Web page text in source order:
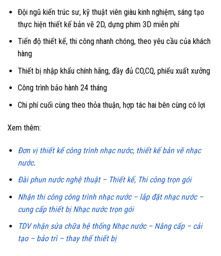
Đội ngũ kiến trúc sư, kỹ thuật viên giàu kinh nghiệm, sáng tạo
thực hiện thiết kế bản vẽ 2D, dựng phim 3D miễn phí
Tiến độ thiết kế, thi công nhanh chóng, theo yêu cầu của khách
hàng
Thiết bị nhập khẩu chính hãng, đầy đủ CO,CQ, phiếu xuất xưởng
Công trình bảo hành 24 tháng
Chi phí cuối cùng theo thỏa thuận, hợp tác hai bên cùng có lợi
Xem thêm:
Đơn vị thiết kế công trình nhạc nước, thiết kế bản vẽ nhạc
nước.
Đài phun nước nghệ thuật – Thiết kế, Thi công trọn gói
Nhận thi công công trình nhạc nước – lắp đặt nhạc nước –
cung cấp thiết bị Nhạc nước trọn gói
TDV nhận sửa chữa hệ thống Nhạc nước – Nâng cấp – cải
tạo – bảo trì – thay thế thiết bị